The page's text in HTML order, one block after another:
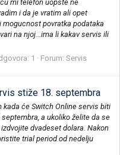
mi telefon uopste ne
i da je vratim ali opet
povratka podataka
na njoj...ima li kakav servis ili
1 Forum: Servis
stiže 18. septembra
će Switch Online servis biti
a ukoliko želite da se
dvadeset dolara. Nakon
trial period od nedelju